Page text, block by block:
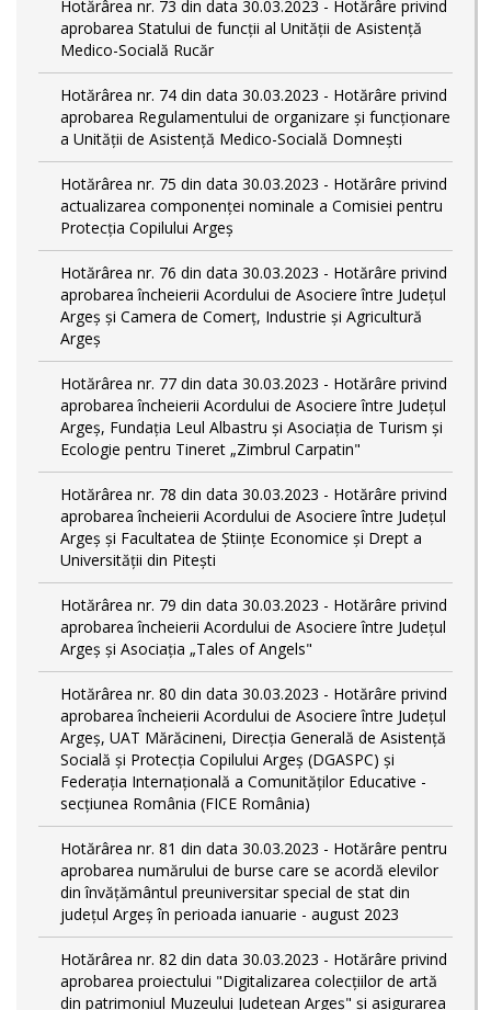
Hotărârea nr. 73 din data 30.03.2023 - Hotărâre privind
aprobarea Statului de funcții al Unității de Asistență
Medico-Socială Rucăr
Hotărârea nr. 74 din data 30.03.2023 - Hotărâre privind
aprobarea Regulamentului de organizare și funcționare
a Unității de Asistență Medico-Socială Domnești
Hotărârea nr. 75 din data 30.03.2023 - Hotărâre privind
actualizarea componenței nominale a Comisiei pentru
Protecția Copilului Argeș
Hotărârea nr. 76 din data 30.03.2023 - Hotărâre privind
aprobarea încheierii Acordului de Asociere între Județul
Argeș și Camera de Comerț, Industrie și Agricultură
Argeș
Hotărârea nr. 77 din data 30.03.2023 - Hotărâre privind
aprobarea încheierii Acordului de Asociere între Județul
Argeș, Fundația Leul Albastru și Asociația de Turism și
Ecologie pentru Tineret „Zimbrul Carpatin"
Hotărârea nr. 78 din data 30.03.2023 - Hotărâre privind
aprobarea încheierii Acordului de Asociere între Județul
Argeș și Facultatea de Științe Economice și Drept a
Universității din Pitești
Hotărârea nr. 79 din data 30.03.2023 - Hotărâre privind
aprobarea încheierii Acordului de Asociere între Județul
Argeș și Asociația „Tales of Angels"
Hotărârea nr. 80 din data 30.03.2023 - Hotărâre privind
aprobarea încheierii Acordului de Asociere între Județul
Argeș, UAT Mărăcineni, Direcția Generală de Asistență
Socială și Protecția Copilului Argeș (DGASPC) și
Federația Internațională a Comunităților Educative -
secțiunea România (FICE România)
Hotărârea nr. 81 din data 30.03.2023 - Hotărâre pentru
aprobarea numărului de burse care se acordă elevilor
din învățământul preuniversitar special de stat din
județul Argeș în perioada ianuarie - august 2023
Hotărârea nr. 82 din data 30.03.2023 - Hotărâre privind
aprobarea proiectului "Digitalizarea colecțiilor de artă
din patrimoniul Muzeului Județean Argeș" și asigurarea